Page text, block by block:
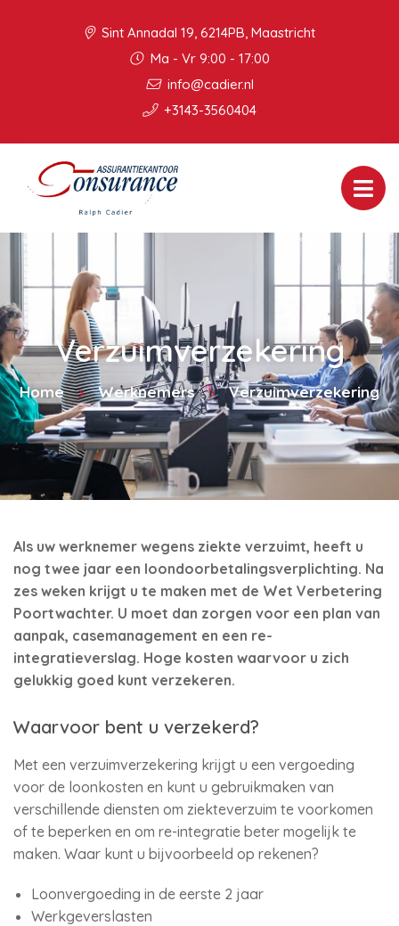
Sint Annadal 19, 6214PB, Maastricht
Ma - Vr 9:00 - 17:00
info@cadier.nl
+3143-3560404
Verzuimverzekering
Home Werknemers Verzuimverzekering
Als uw werknemer wegens ziekte verzuimt, heeft u
nog twee jaar een loondoorbetalingsverplichting. Na
zes weken krijgt u te maken met de Wet Verbetering
Poortwachter. U moet dan zorgen voor een plan van
aanpak, casemanagement en een re-
integratieverslag. Hoge kosten waarvoor u zich
gelukkig goed kunt verzekeren.
Waarvoor bent u verzekerd?
Met een verzuimverzekering krijgt u een vergoeding
voor de loonkosten en kunt u gebruikmaken van
verschillende diensten om ziekteverzuim te voorkomen
of te beperken en om re-integratie beter mogelijk te
maken. Waar kunt u bijvoorbeeld op rekenen?
Loonvergoeding in de eerste 2 jaar
Werkgeverslasten